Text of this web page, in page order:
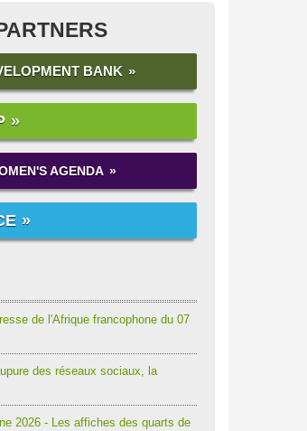
BANK
AGENDA
de l'Afrique francophone du 07
des réseaux sociaux, la
2026 - Les affiches des quarts de